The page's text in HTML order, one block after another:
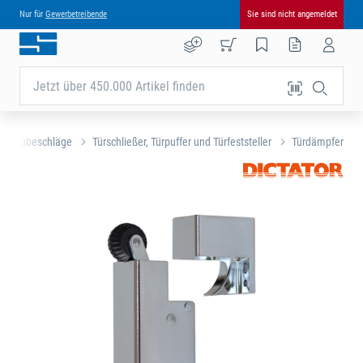
Nur für Gewerbetreibende Sie sind nicht angemeldet
Jetzt über 450.000 Artikel finden
Baubeschläge Türschließer, Türpuffer und Türfeststeller Türdämpfer